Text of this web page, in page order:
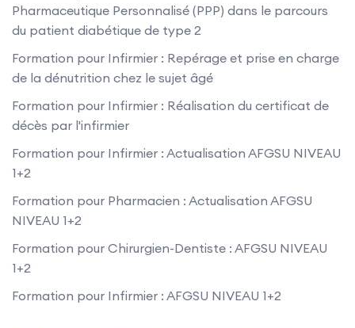
Pharmaceutique Personnalisé (PPP) dans le parcours
du patient diabétique de type 2
Formation pour Infirmier : Repérage et prise en charge
de la dénutrition chez le sujet âgé
Formation pour Infirmier : Réalisation du certificat de
décès par l'infirmier
Formation pour Infirmier : Actualisation AFGSU NIVEAU
1+2
Formation pour Pharmacien : Actualisation AFGSU
NIVEAU 1+2
Formation pour Chirurgien-Dentiste : AFGSU NIVEAU
1+2
Formation pour Infirmier : AFGSU NIVEAU 1+2